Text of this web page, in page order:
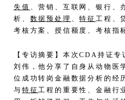
失值 、营销、互联网、银行、
析、 数据预处理 、特征工程、
考核方案、授信额度、考核指
【专访摘要】本次CDA持证
刘伟，他分享了自身从动物医
位成功转岗金融数据分析的经
与 特征工程的重要性、金融行